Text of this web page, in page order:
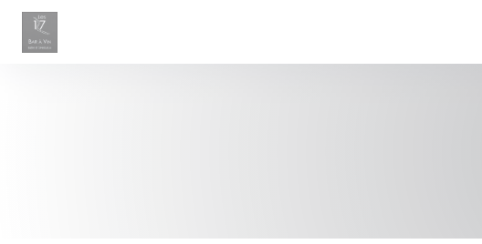
Personnalisation de vos choix en matière de cookies